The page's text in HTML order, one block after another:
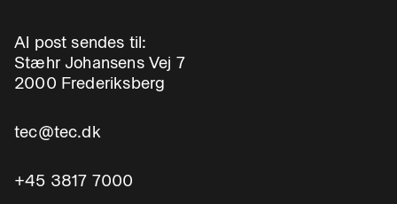
Al post sendes til:
Stæhr Johansens Vej 7
2000 Frederiksberg
tec@tec.dk
+45 3817 7000